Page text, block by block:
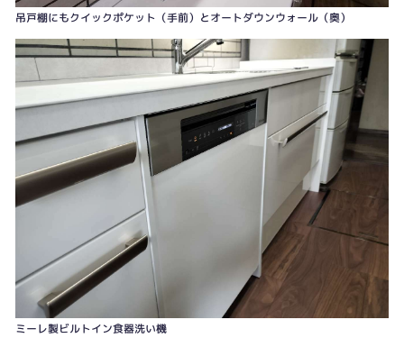
吊戸棚にもクイックポケット（手前）とオートダウンウォール（奥）
ミーレ製ビルトイン食器洗い機